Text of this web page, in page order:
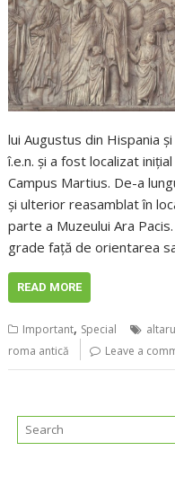
lui Augustus din Hispania
î.e.n. și a fost localizat
Campus Martius. De-a
și ulterior reasamblat în
parte a Muzeului Ara
grade față de orientarea
READ MORE
Important, Special
roma antică Leave a